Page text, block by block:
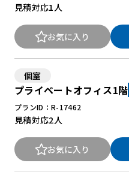
見積対応1人
お気に入り
個室
プライベートオフィス1階
プランID：R-17462
見積対応2人
お気に入り